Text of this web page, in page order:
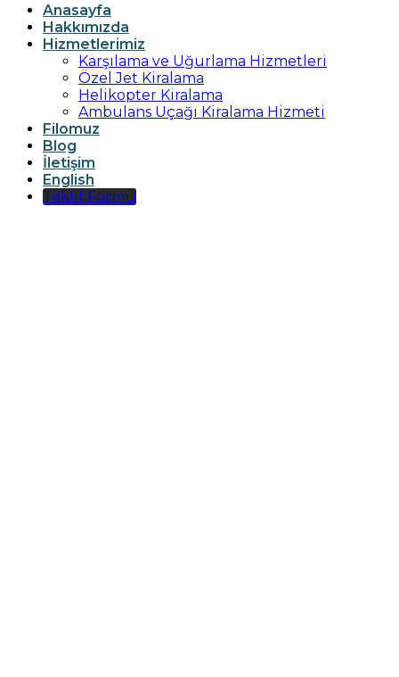
Anasayfa
Hakkımızda
Hizmetlerimiz
Karşılama ve Uğurlama Hizmetleri
Özel Jet Kiralama
Helikopter Kiralama
Ambulans Uçağı Kiralama Hizmeti
Filomuz
Blog
İletişim
English
Teklif Formu